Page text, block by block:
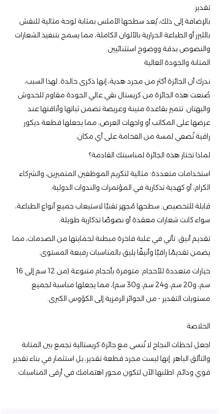
تقدير.
بالإضافة إلى ذلك، يُعد سطحها الأملس بمثابة لوحة مثالية للنقش
بالليزر أو الطباعة الحرارية بالألوان الكاملة، مما يسمح بتنفيذ الشعارات
والنصوص بدقة ووضوح استثنائيين.
المتانة والجودة العالية
ندرك أن الجائزة أكثر من مجرد هدية، إنها ذكرى خالدة. لهذا السبب،
صُنعت هذه الجائزة من كريستال نقي عالي الجودة مقاوم للخدوش
والبهتان. تتميز بقاعدة متينة وعريضة تضمن ثباتها وأناقتها عند
عرضها على المكاتب أو واجهات العرض، مما يجعلها قطعة ديكور
راقية تُضفي لمسة من الفخامة على أي مكان.
لماذا تختار هذه الجائزة لمناسبتك القادمة؟
استخدامات متعددة: مثالية لتكريم الموظفين المتميزين، والشركاء
الكرام، أو كهدية تذكارية في المؤتمرات والندوات الدولية.
قابلة للتخصيص: سطحها مُجهز تقنيًا لاستيعاب جميع أنواع الطباعة،
سواء كانت شعارات معقدة أو نصوصًا تذكارية طويلة.
تقديم أنيق: تأتي في علبة فاخرة مبطنة لحمايتها من الصدمات، مما
يضمن تقديمًا راقيًا وأنيقًا يليق بالمناسبات رفيعة المستوى.
خيارات متعددة للأحجام: متوفرة بأحجام متنوعة (من 12 سم إلى 16
سم، و20 سم، و24 سم، و30 سم)، مما يجعلها مناسبة لجميع
مستويات التقدير - من الجوائز الرمزية إلى الكؤوس الكبرى.
الخلاصة
اجعل لحظات النجاح لا تُنسى مع جائزة كريستالية تجمع بين المتانة
والتألق الباهر. إنها ليست مجرد قطعة تقدير، بل استثمار في بناء تقدير
قوي ودائم. اطلبها الآن لتكون محور اهتمامك في أرقى المناسبات.